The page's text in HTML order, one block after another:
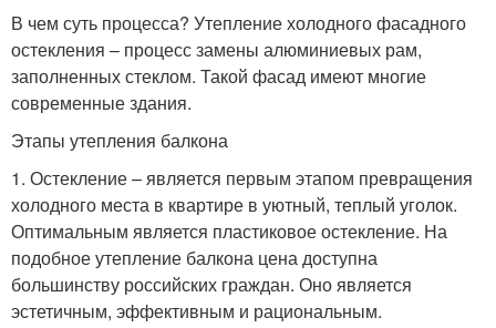
В чем суть процесса? Утепление холодного фасадного
остекления – процесс замены алюминиевых рам,
заполненных стеклом. Такой фасад имеют многие
современные здания.
Этапы утепления балкона
1. Остекление – является первым этапом превращения
холодного места в квартире в уютный, теплый уголок.
Оптимальным является пластиковое остекление. На
подобное утепление балкона цена доступна
большинству российских граждан. Оно является
эстетичным, эффективным и рациональным.